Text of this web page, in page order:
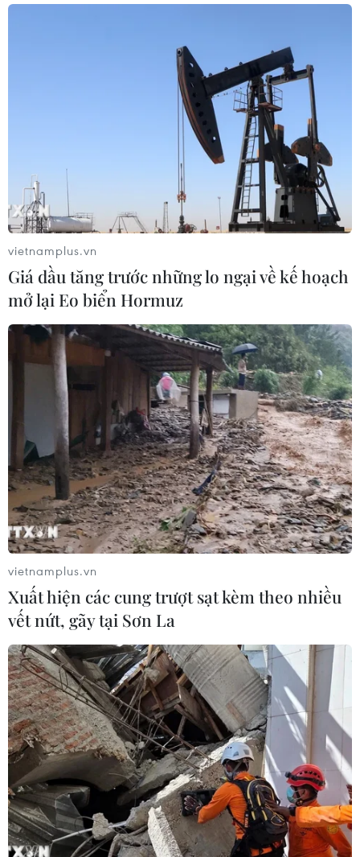
Thủ tướng Phạm Minh Chính
dâng hương tưởng niệm tại Ngã ba Đồng
Lộc
28/01/2023 14:06
Tối 28/1, Thủ tướng Phạm Minh Chính và đoàn công tác
đến dâng hương, hoa tại Nhà bia tưởng niệm liệt sỹ
thanh niên xung phong toàn quốc tại Ngã ba Đồng Lộc.
vietnamplus.vn
Giá dầu tăng trước những lo ngại về kế hoạch
mở lại Eo biển Hormuz
vietnamplus.vn
Xuất hiện các cung trượt sạt kèm theo nhiều
vết nứt, gãy tại Sơn La